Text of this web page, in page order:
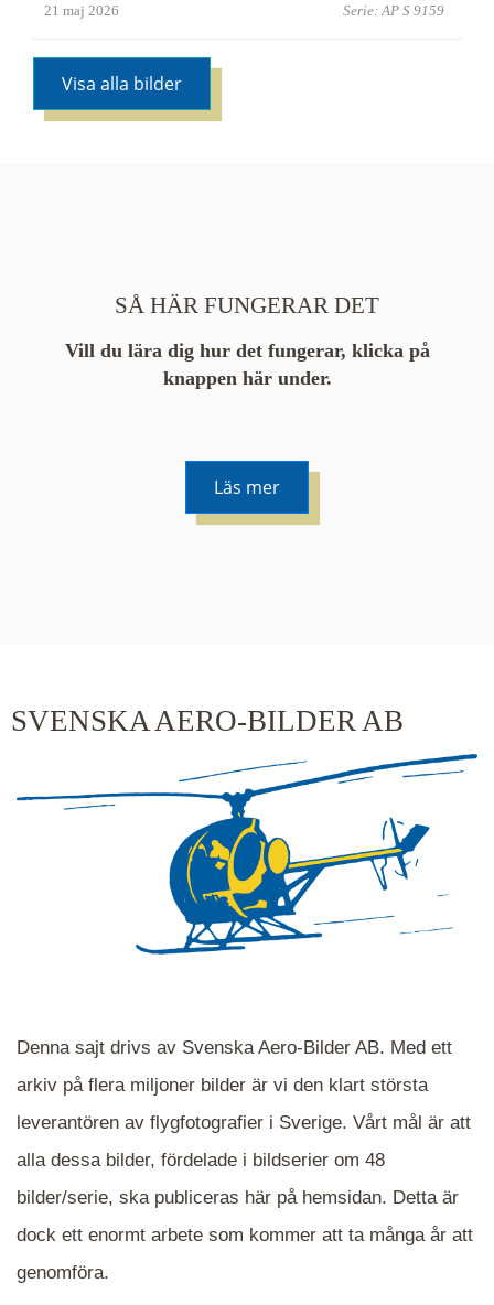
21 maj 2026 Serie: AP S 9159
Visa alla bilder
SÅ HÄR FUNGERAR DET
Vill du lära dig hur det fungerar, klicka på
knappen här under.
Läs mer
När du ser blåa, röda eller gröna mappar är det
en serie i varje. Dra i kartan för att komma
närmare det område Du söker och klicka på
mappen.
SVENSKA AERO-BILDER AB
Denna sajt drivs av Svenska Aero-Bilder AB. Med ett
arkiv på flera miljoner bilder är vi den klart största
leverantören av flygfotografier i Sverige. Vårt mål är att
alla dessa bilder, fördelade i bildserier om 48
bilder/serie, ska publiceras här på hemsidan. Detta är
dock ett enormt arbete som kommer att ta många år att
genomföra.